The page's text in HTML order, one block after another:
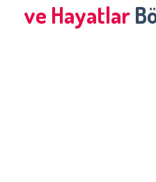
ve Hayatlar